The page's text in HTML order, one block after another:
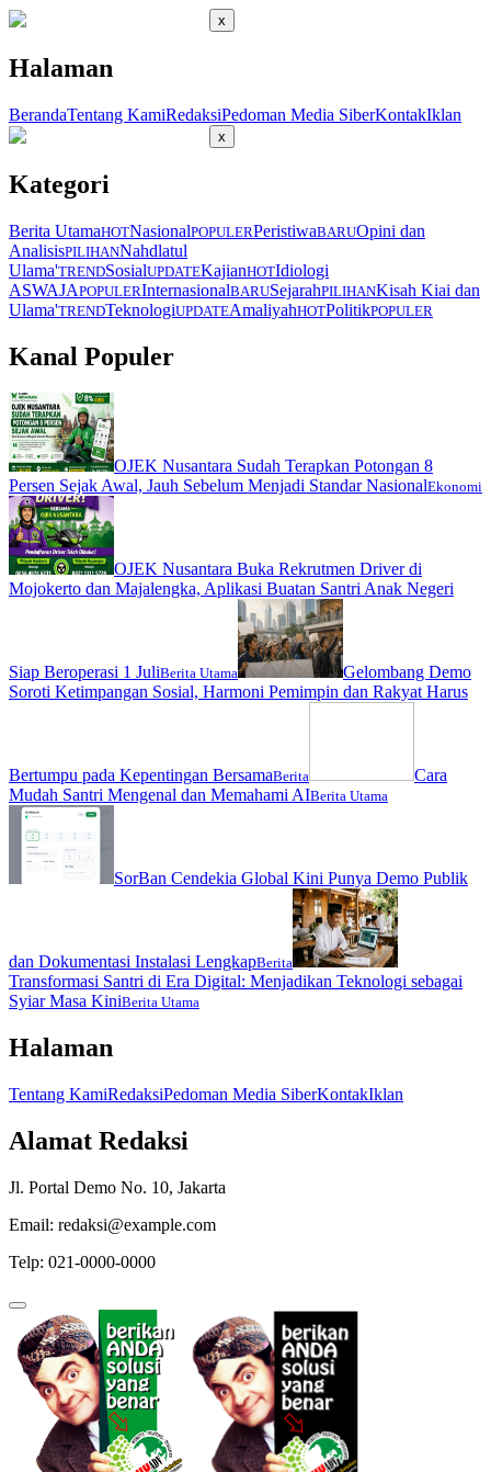
x
Halaman
BerandaTentang KamiRedaksiPedoman Media SiberKontakIklan
x
Kategori
Berita UtamaHOTNasionalPOPULERPeristiwaBARUOpini dan
AnalisisPILIHANNahdlatul
Ulama'TRENDSosialUPDATEKajianHOTIdiologi
ASWAJAPOPULERInternasionalBARUSejarahPILIHANKisah Kiai dan
Ulama'TRENDTeknologiUPDATEAmaliyahHOTPolitikPOPULER
Kanal Populer
OJEK Nusantara Sudah Terapkan Potongan 8
Persen Sejak Awal, Jauh Sebelum Menjadi Standar NasionalEkonomi
OJEK Nusantara Buka Rekrutmen Driver di
Mojokerto dan Majalengka, Aplikasi Buatan Santri Anak Negeri
Siap Beroperasi 1 JuliBerita Utama
Gelombang Demo
Soroti Ketimpangan Sosial, Harmoni Pemimpin dan Rakyat Harus
Bertumpu pada Kepentingan BersamaBerita
Cara
Mudah Santri Mengenal dan Memahami AIBerita Utama
SorBan Cendekia Global Kini Punya Demo Publik
dan Dokumentasi Instalasi LengkapBerita
Transformasi Santri di Era Digital: Menjadikan Teknologi sebagai
Syiar Masa KiniBerita Utama
Halaman
Tentang KamiRedaksiPedoman Media SiberKontakIklan
Alamat Redaksi
Jl. Portal Demo No. 10, Jakarta
Email: redaksi@example.com
Telp: 021-0000-0000